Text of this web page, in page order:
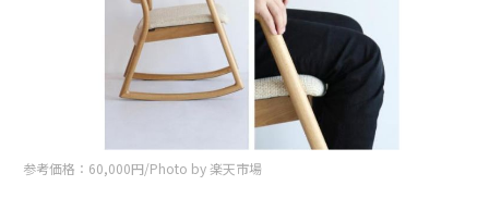
参考価格：60,000円/Photo by 楽天市場